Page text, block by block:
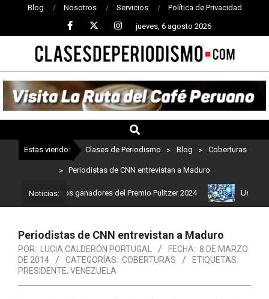
Blog Nosotros Servicios Política de Privacidad
jueves, 6 agosto 2026
CLASES
DE
PERIODISMO
Estas viendo: Clases de Periodismo > Blog > Coberturas
> Periodistas de CNN entrevistan a Maduro
Noticias:
Estos son los ganadores del Premio Pulitzer 2024 Usuarios
Periodistas de CNN entrevistan a Maduro
POR: LUCIA CALDERÓN PORTUGAL FECHA: 8 DE MARZO
DE 2014
CATEGORÍAS: COBERTURAS
ETIQUETAS:
PRESIDENTE, VENEZUELA